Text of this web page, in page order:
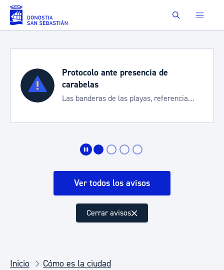
Saltar al contenido principal Buscar
Semana Grande 2026
Cortes de tráfico y servicios especiales
de transporte
Ver todos los avisos
Cerrar avisos
Inicio
Cómo es la ciudad